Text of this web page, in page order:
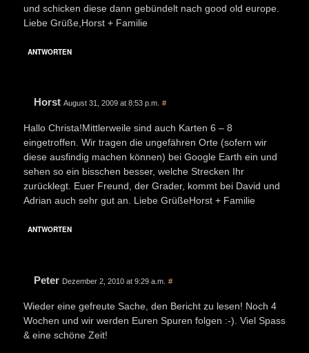
und schicken diese dann gebündelt nach good old europe.
Liebe Grüße,Horst + Familie
ANTWORTEN
Horst August 31, 2009 at 8:53 p.m. #
Hallo Christa!Mittlerweile sind auch Karten 6 – 8
eingetroffen. Wir tragen die ungefähren Orte (sofern wir
diese ausfindig machen können) bei Google Earth ein und
sehen so ein bisschen besser, welche Strecken Ihr
zurücklegt. Euer Freund, der Grader, kommt bei David und
Adrian auch sehr gut an. Liebe GrüßeHorst + Familie
ANTWORTEN
Peter Dezember 2, 2010 at 9:29 a.m. #
Wieder eine gefreute Sache, den Bericht zu lesen! Noch 4
Wochen und wir werden Euren Spuren folgen :-). Viel Spass
& eine schöne Zeit!